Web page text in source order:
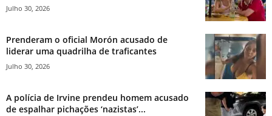
Julho 30, 2026
Prenderam o oficial Morón acusado de
liderar uma quadrilha de traficantes
Julho 30, 2026
A polícia de Irvine prendeu homem acusado
de espalhar pichações ‘nazistas’...